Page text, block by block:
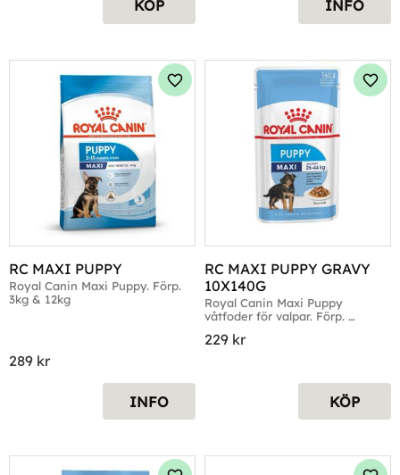
KÖP INFO
RC MAXI PUPPY
Royal Canin Maxi Puppy. Förp.
3kg & 12kg
289 kr
Lägg till i favoriter
INFO
RC MAXI PUPPY GRAVY
10X140G
Royal Canin Maxi Puppy
våtfoder för valpar. Förp.
229 kr
KÖP